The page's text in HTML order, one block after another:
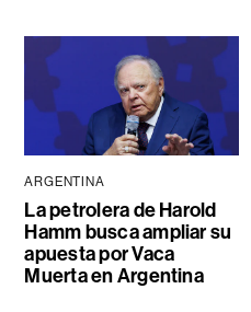
ARGENTINA
La petrolera de Harold
Hamm busca ampliar su
apuesta por Vaca
Muerta en Argentina